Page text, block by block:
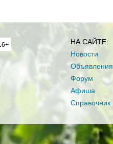
НА САЙТЕ:
Новости
Объявления
Форум
Афиша
Справочник